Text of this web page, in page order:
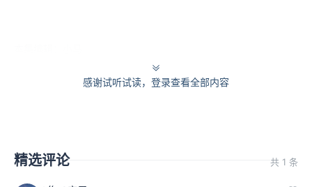
感谢试听试读，登录查看全部内容
精选评论 共 1 条